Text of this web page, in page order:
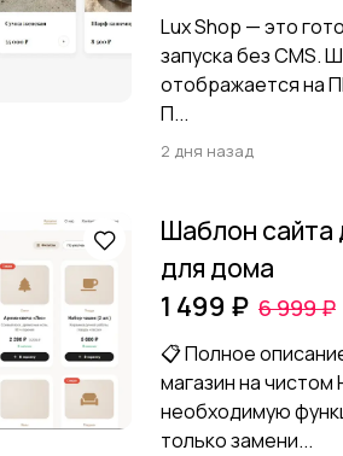
Lux Shop — это
запуска без CMS.
отображается на
П...
2 дня назад
Шаблон сайта
для дома
1 499 ₽ 6 999 ₽
📋 Полное
магазин на чистом
необходимую
только замени...